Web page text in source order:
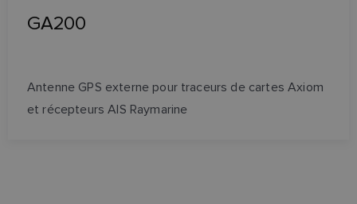
GA200
Antenne GPS externe pour traceurs de cartes Axiom
et récepteurs AIS Raymarine